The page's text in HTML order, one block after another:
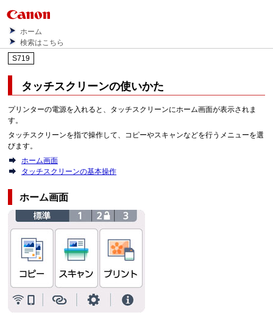
ホーム
検索はこちら
S719
タッチスクリーンの使いかた
プリンターの電源を入れると、タッチスクリーンにホーム画面が表示されま
す。
タッチスクリーンを指で操作して、コピーやスキャンなどを行うメニューを選
びます。
ホーム画面
タッチスクリーンの基本操作
ホーム画面